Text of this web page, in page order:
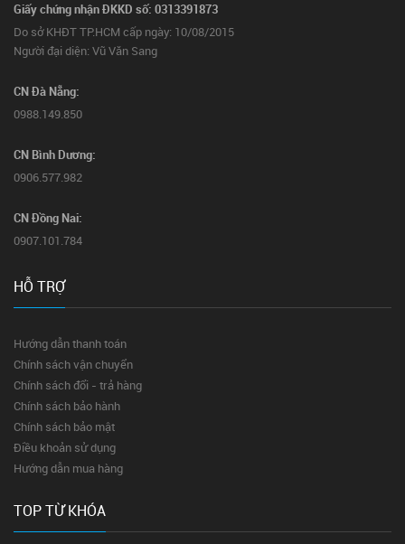
Giấy chứng nhận ĐKKD số: 0313391873
Do sở KHĐT TP.HCM cấp ngày: 10/08/2015
Người đại diện: Vũ Văn Sang
CN Đà Nẵng:
0988.149.850
CN Bình Dương:
0906.577.982
CN Đồng Nai:
0907.101.784
HỖ TRỢ
Hướng dẫn thanh toán
Chính sách vận chuyển
Chính sách đổi - trả hàng
Chính sách bảo hành
Chính sách bảo mật
Điều khoản sử dụng
Hướng dẫn mua hàng
TOP TỪ KHÓA